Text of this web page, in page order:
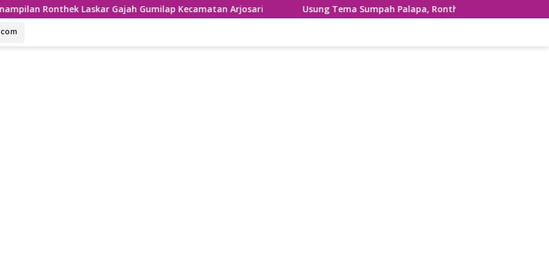
Laskar Gajah Gumilap Kecamatan Arjosari Usung Tema Sumpah Palapa, Ronthek Ceria Sinar Tanjung Hibur